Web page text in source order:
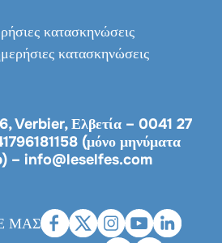
κατασκηνώσεις
κατασκηνώσεις
Verbier, Ελβετία – 0041 27
(μόνο μηνύματα
– info@leselfes.com
ΜΑΣ